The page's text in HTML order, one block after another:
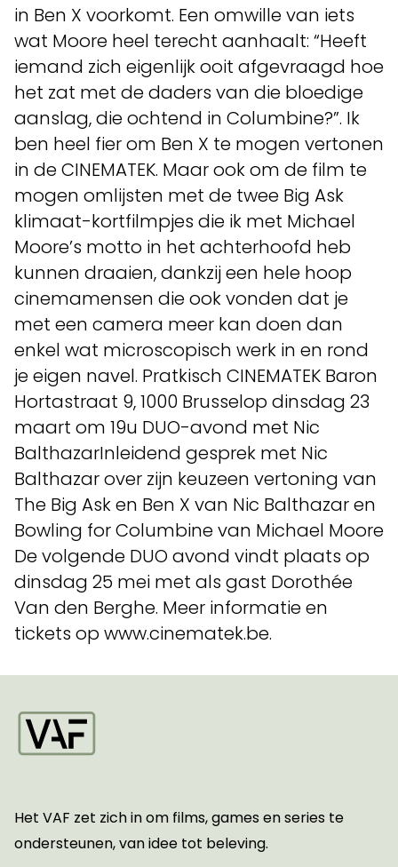
in Ben X voorkomt. Een omwille van iets
wat Moore heel terecht aanhaalt: “Heeft
iemand zich eigenlijk ooit afgevraagd hoe
het zat met de daders van die bloedige
aanslag, die ochtend in Columbine?”. Ik
ben heel fier om Ben X te mogen vertonen
in de CINEMATEK. Maar ook om de film te
mogen omlijsten met de twee Big Ask
klimaat-kortfilmpjes die ik met Michael
Moore’s motto in het achterhoofd heb
kunnen draaien, dankzij een hele hoop
cinemamensen die ook vonden dat je
met een camera meer kan doen dan
enkel wat microscopisch werk in en rond
je eigen navel. Pratkisch CINEMATEK Baron
Hortastraat 9, 1000 Brusselop dinsdag 23
maart om 19u DUO-avond met Nic
BalthazarInleidend gesprek met Nic
Balthazar over zijn keuzeen vertoning van
The Big Ask en Ben X van Nic Balthazar en
Bowling for Columbine van Michael Moore
De volgende DUO avond vindt plaats op
dinsdag 25 mei met als gast Dorothée
Van den Berghe. Meer informatie en
tickets op www.cinematek.be.
Het VAF zet zich in om films, games en series te
ondersteunen, van idee tot beleving.